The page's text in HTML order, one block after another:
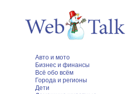
Авто и мото
Бизнес и финансы
Всё обо всём
Города и регионы
Дети